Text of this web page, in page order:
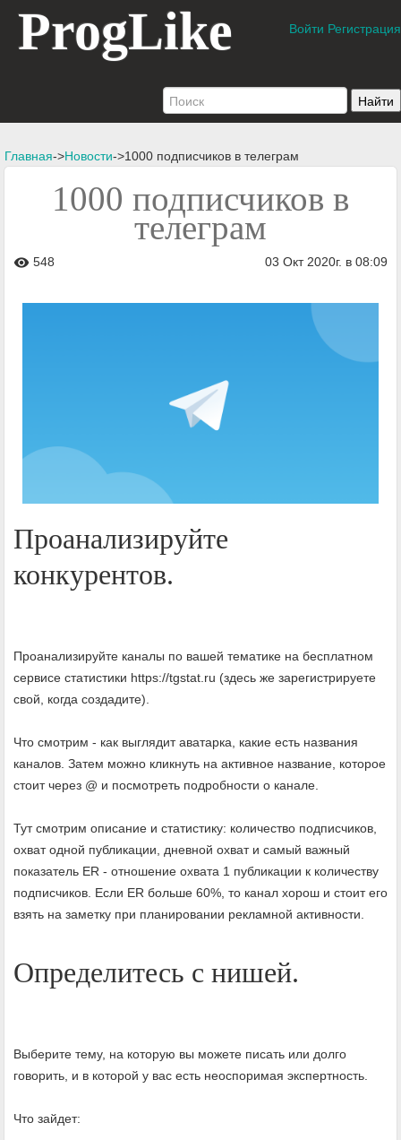
ProgLike Войти Регистрация
Главная->Новости->1000 подписчиков в телеграм
1000 подписчиков в
телеграм
visibility 548 03 Окт 2020г. в 08:09
Проанализируйте
конкурентов.
Проанализируйте каналы по вашей тематике на бесплатном
сервисе статистики https://tgstat.ru (здесь же зарегистрируете
свой, когда создадите).
Что смотрим - как выглядит аватарка, какие есть названия
каналов. Затем можно кликнуть на активное название, которое
стоит через @ и посмотреть подробности о канале.
Тут смотрим описание и статистику: количество подписчиков,
охват одной публикации, дневной охват и самый важный
показатель ER - отношение охвата 1 публикации к количеству
подписчиков. Если ER больше 60%, то канал хорош и стоит его
взять на заметку при планировании рекламной активности.
Определитесь с нишей.
Выберите тему, на которую вы можете писать или долго
говорить, и в которой у вас есть неоспоримая экспертность.
Что зайдет: